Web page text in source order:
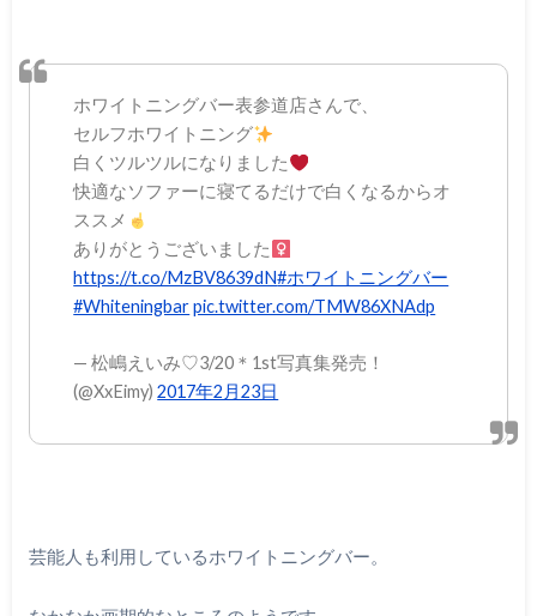
ホワイトニングバー表参道店さんで、
セルフホワイトニング
白くツルツルになりました
快適なソファーに寝てるだけで白くなるからオ
ススメ
ありがとうございました‍
https://t.co/MzBV8639dN#ホワイトニングバー
#Whiteningbarpic.twitter.com/TMW86XNAdp
— 松嶋えいみ♡3/20＊1st写真集発売！
(@XxEimy)2017年2月23日
芸能人も利用しているホワイトニングバー。